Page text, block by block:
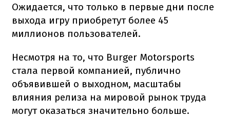
Ожидается, что только в первые дни после
выхода игру приобретут более 45
миллионов пользователей.
Несмотря на то, что Burger Motorsports
стала первой компанией, публично
объявившей о выходном, масштабы
влияния релиза на мировой рынок труда
могут оказаться значительно больше.